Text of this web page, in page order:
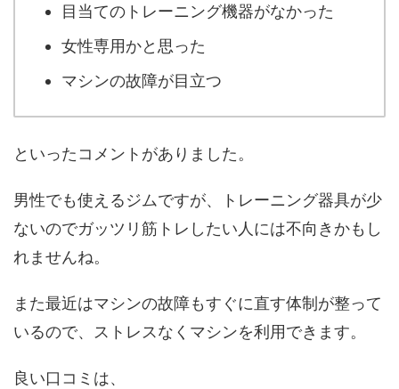
目当てのトレーニング機器がなかった
女性専用かと思った
マシンの故障が目立つ
といったコメントがありました。
男性でも使えるジムですが、トレーニング器具が少
ないのでガッツリ筋トレしたい人には不向きかもし
れませんね。
また最近はマシンの故障もすぐに直す体制が整って
いるので、ストレスなくマシンを利用できます。
良い口コミは、